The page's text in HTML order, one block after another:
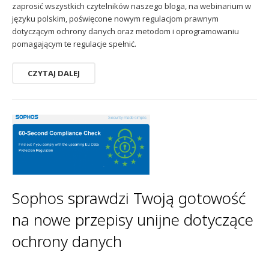
zaprosić wszystkich czytelników naszego bloga, na webinarium w
języku polskim, poświęcone nowym regulacjom prawnym
dotyczącym ochrony danych oraz metodom i oprogramowaniu
pomagającym te regulacje spełnić.
CZYTAJ DALEJ
Sophos sprawdzi Twoją gotowość
na nowe przepisy unijne dotyczące
ochrony danych